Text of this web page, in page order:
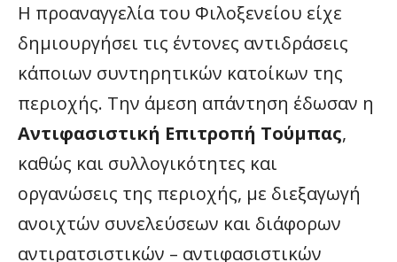
Η προαναγγελία του Φιλοξενείου είχε
δημιουργήσει τις έντονες αντιδράσεις
κάποιων συντηρητικών κατοίκων της
περιοχής. Την άμεση απάντηση έδωσαν η
Αντιφασιστική Επιτροπή Τούμπας,
καθώς και συλλογικότητες και
οργανώσεις της περιοχής, με διεξαγωγή
ανοιχτών συνελεύσεων και διάφορων
αντιρατσιστικών – αντιφασιστικών